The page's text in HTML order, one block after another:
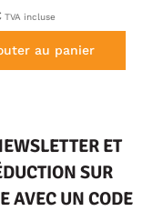
TVA incluse
au panier
ET
SUR
AVEC UN CODE